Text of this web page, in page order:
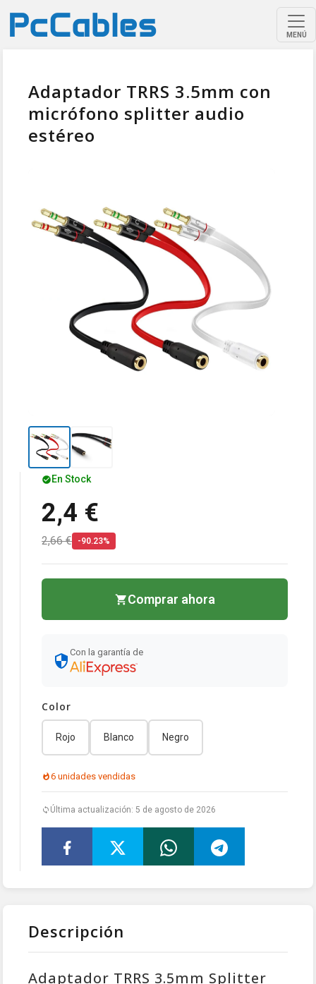
MENÚ
Adaptador TRRS 3.5mm con
micrófono splitter audio
estéreo
En Stock
2,4 €
2,66 € -90.23%
Comprar ahora
Con la garantía de
Color
Rojo Blanco Negro
6 unidades vendidas
Última actualización: 5 de agosto de 2026
Descripción
Adaptador TRRS 3.5mm Splitter